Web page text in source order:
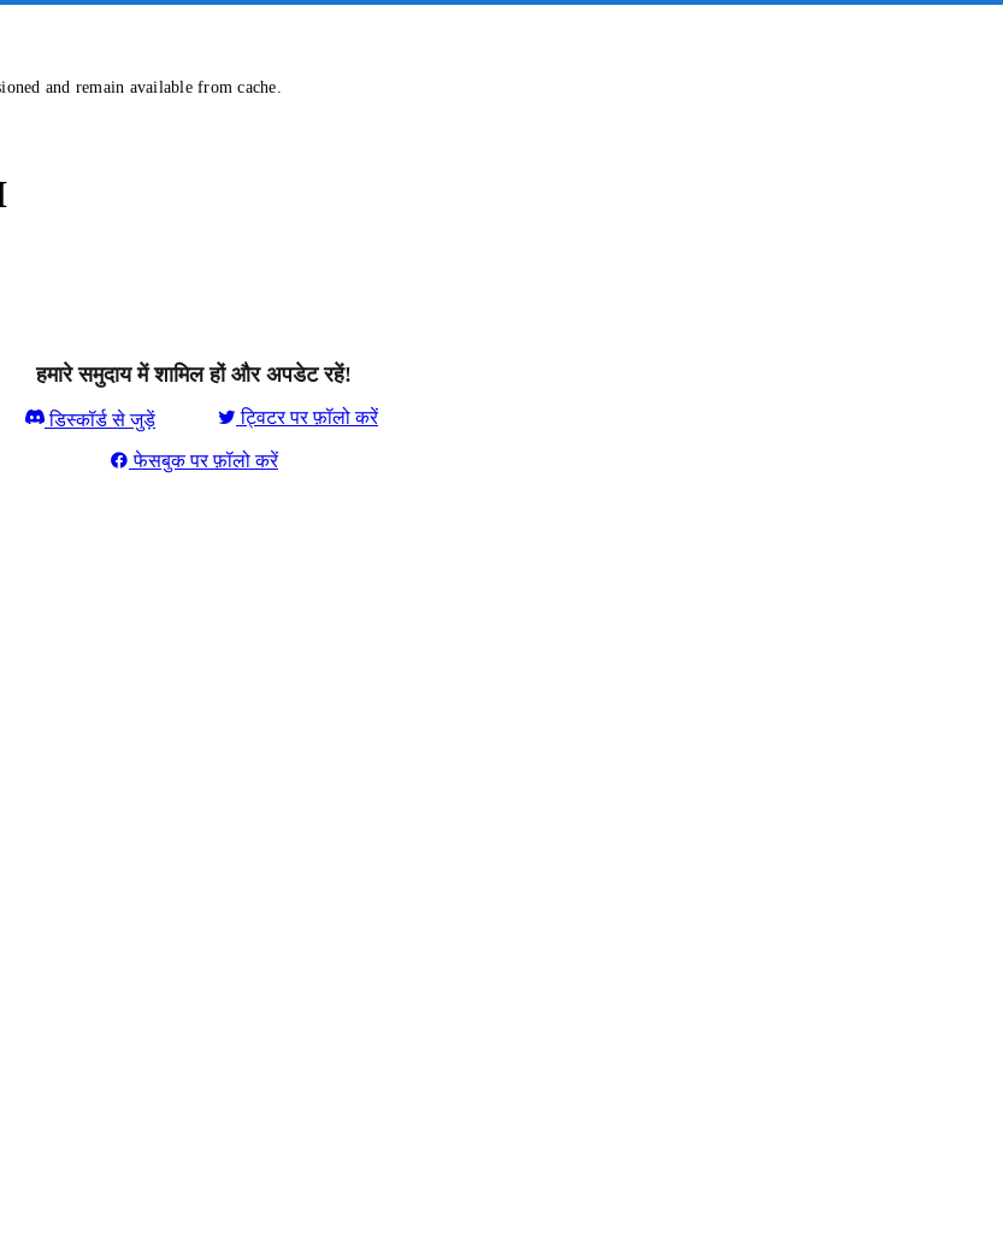
and remain available from cache.
हमारे समुदाय में शामिल हों और अपडेट रहें!
डिस्कॉर्ड से जुड़ें ट्विटर पर फ़ॉलो करें
फेसबुक पर फ़ॉलो करें